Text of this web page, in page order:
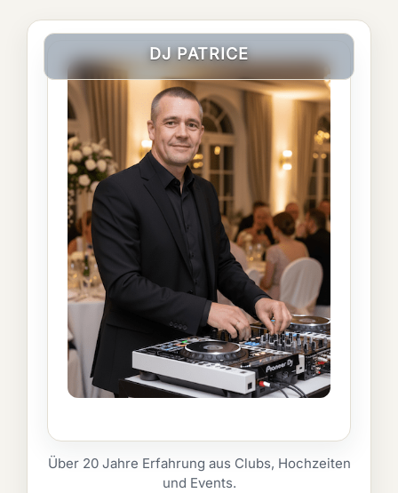
DJ PATRICE
Über 20 Jahre Erfahrung aus Clubs, Hochzeiten
und Events.